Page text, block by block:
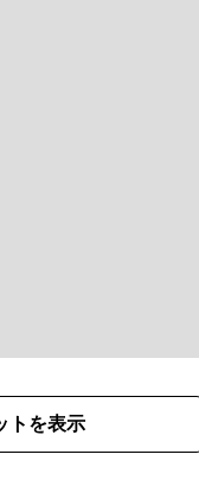
トを表示